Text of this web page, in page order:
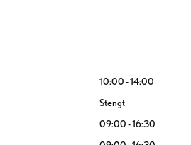
10:00 - 14:00
Stengt
09:00 - 16:30